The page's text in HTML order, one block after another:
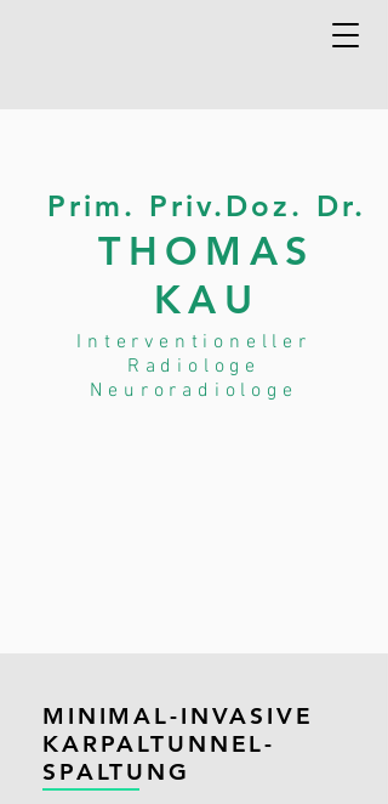
Prim. Priv.Doz. Dr.
THOMAS
KAU
Interventioneller
Radiologe
Neuroradiologe
MINIMAL-INVASIVE
KARPALTUNNEL-
SPALTUNG